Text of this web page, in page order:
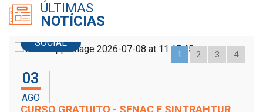
ÚLTIMAS
NOTÍCIAS
SOCIAL
03
AGO
CURSO GRATUITO - SENAC E SINTRAHTUR
1 2 3 4